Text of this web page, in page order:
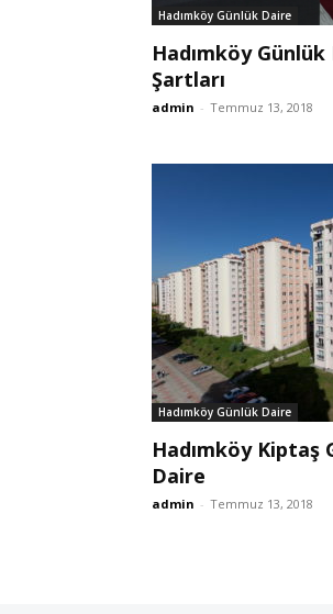
Hadımköy Günlük Daire
Hadımköy
Şartları
admin - Temmuz 13, 2018
Hadımköy Günlük Daire
Hadımköy Kiptaş
Daire
admin - Temmuz 13, 2018